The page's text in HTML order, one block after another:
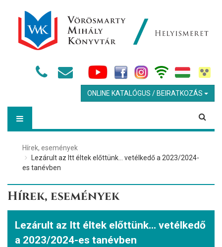
ONLINE KATALÓGUS / BEIRATKOZÁS
Hírek, események
Lezárult az Itt éltek előttünk... vetélkedő a 2023/2024-
es tanévben
Hírek, események
Lezárult az Itt éltek előttünk... vetélkedő
a 2023/2024-es tanévben